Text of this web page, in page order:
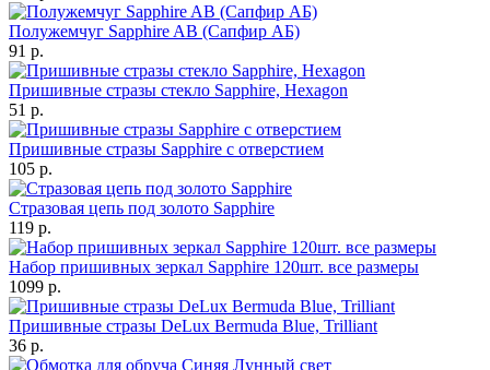
Полужемчуг Sapphire AB (Сапфир АБ)
91 р.
Пришивные стразы стекло Sapphire, Hexagon
51 р.
Пришивные стразы Sapphire с отверстием
105 р.
Стразовая цепь под золото Sapphire
119 р.
Набор пришивных зеркал Sapphire 120шт. все размеры
1099 р.
Пришивные стразы DeLux Bermuda Blue, Trilliant
36 р.